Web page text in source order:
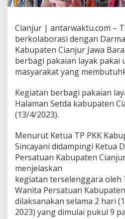
Cianjur | antarwaktu.com –
berkolaborasi dengan
Kabupaten Cianjur Jawa
berbagi pakaian layak pakai
masyarakat yang
Kegiatan berbagi pakaian
Halaman Setda kabupaten
(13/4/2023).
Menurut Ketua TP PKK
Sincayani didampingi Ketua
Persatuan Kabupaten
menjelaskan
kegiatan terselenggara oleh
Wanita Persatuan
dilaksanakan selama 2 hari
2023) yang dimulai pukul 9